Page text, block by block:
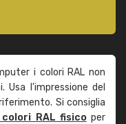
i colori RAL non
l'impressione del
Si consiglia
RAL fisicoper